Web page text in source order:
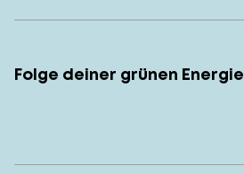
Folge deiner grünen Energie